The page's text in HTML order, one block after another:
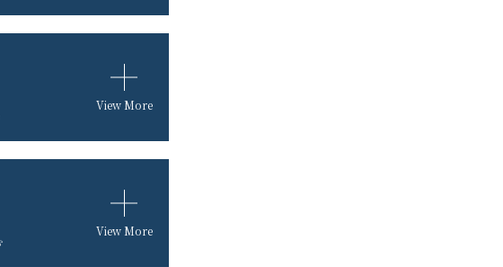
View More
View More